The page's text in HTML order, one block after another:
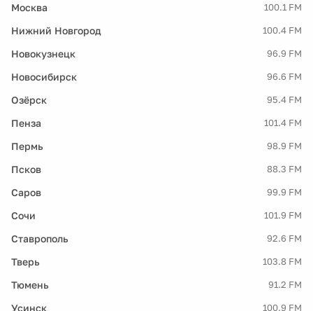
Москва 100.1 FM
Нижний Новгород 100.4 FM
Новокузнецк 96.9 FM
Новосибирск 96.6 FM
Озёрск 95.4 FM
Пенза 101.4 FM
Пермь 98.9 FM
Псков 88.3 FM
Саров 99.9 FM
Сочи 101.9 FM
Ставрополь 92.6 FM
Тверь 103.8 FM
Тюмень 91.2 FM
Усинск 100.9 FM